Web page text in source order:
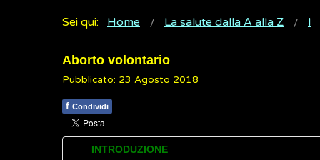
Sei qui: Home La salute dalla A alla Z I
Aborto volontario
Pubblicato: 23 Agosto 2018
f Condividi
INTRODUZIONE